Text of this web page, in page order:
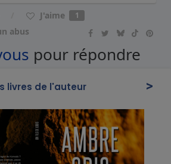
J'aime 1
abus
pour répondre
livres de l'auteur >